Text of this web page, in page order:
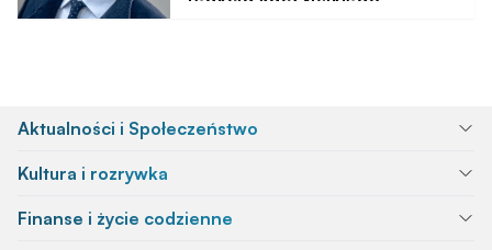
Aktualności i Społeczeństwo
Kultura i rozrywka
Finanse i życie codzienne